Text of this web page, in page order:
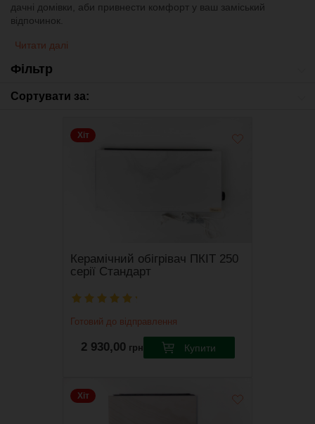
дачні домівки, аби привнести комфорт у ваш заміський
відпочинок.
Читати далі
Фільтр
Сортувати за:
Хіт
Керамічний обігрівач ПКІТ 250
серії Стандарт
Готовий до відправлення
2 930,00грн Купити
Потужність обігріву
250 Вт
Хіт